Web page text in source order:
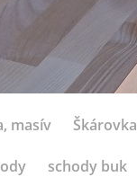
masív Škárovka
schody buk